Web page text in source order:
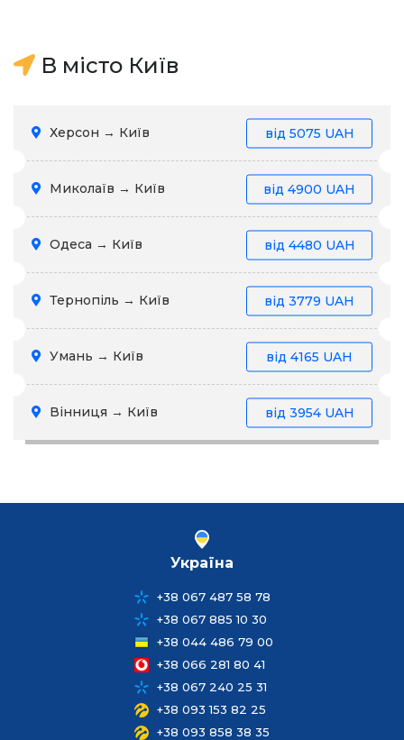
В місто Київ
Херсон → Київ від 5075 UAH
Миколаїв → Київ від 4900 UAH
Одеса → Київ від 4480 UAH
Тернопіль → Київ від 3779 UAH
Умань → Київ від 4165 UAH
Вінниця → Київ від 3954 UAH
Україна
+38 067 487 58 78
+38 067 885 10 30
+38 044 486 79 00
+38 066 281 80 41
+38 067 240 25 31
+38 093 153 82 25
+38 093 858 38 35